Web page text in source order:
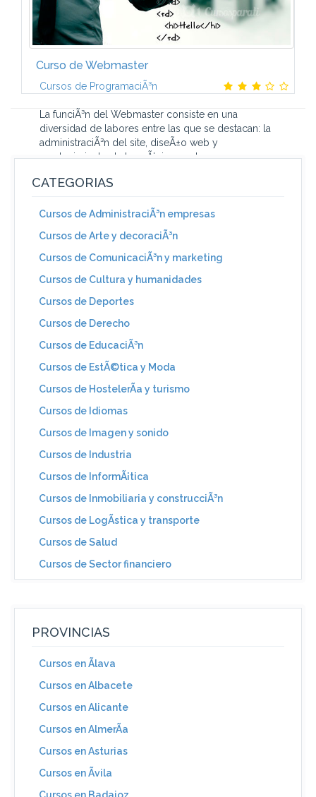
Curso de Webmaster
Cursos de ProgramaciÃ³n
La funciÃ³n del Webmaster consiste en una
diversidad de labores entre las que se destacan: la
administraciÃ³n del site, diseÃ±o web y
mantenimiento de las pÃ¡ginas web, programar...
CATEGORIAS
Cursos de AdministraciÃ³n empresas
Cursos de Arte y decoraciÃ³n
Cursos de ComunicaciÃ³n y marketing
Cursos de Cultura y humanidades
Cursos de Deportes
Cursos de Derecho
Cursos de EducaciÃ³n
Cursos de EstÃ©tica y Moda
Cursos de HostelerÃ­a y turismo
Cursos de Idiomas
Cursos de Imagen y sonido
Cursos de Industria
Cursos de InformÃ¡tica
Cursos de Inmobiliaria y construcciÃ³n
Cursos de LogÃ­stica y transporte
Cursos de Salud
Cursos de Sector financiero
PROVINCIAS
Cursos en Ãlava
Cursos en Albacete
Cursos en Alicante
Cursos en AlmerÃ­a
Cursos en Asturias
Cursos en Ãvila